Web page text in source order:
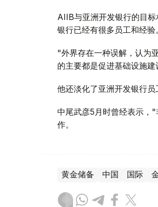
AIIB与亚洲开发银行的目
银行已经有很多员工和经验。
"外界存在一种误解，认为
的主要都是促进基础设施建
他还淡化了亚洲开发银行员
中尾武彦5月时曾经表示，
作。
黄金储备 中国 国际